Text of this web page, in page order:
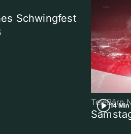
Schwingfest
14 Min
TeleBärn